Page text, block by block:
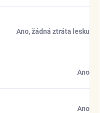
Ano, žádná ztráta lesku
Ano
Ano